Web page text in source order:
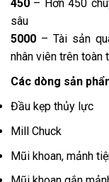
450 – Hơn 450
sâu
5000 – Tài sản
nhân viên trên toàn
Các dòng sản
Đầu kẹp thủy lực
Mill Chuck
Mũi khoan, mảnh